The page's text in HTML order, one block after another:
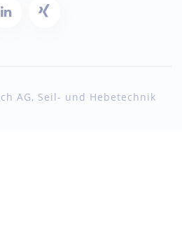
AG, Seil- und Hebetechnik